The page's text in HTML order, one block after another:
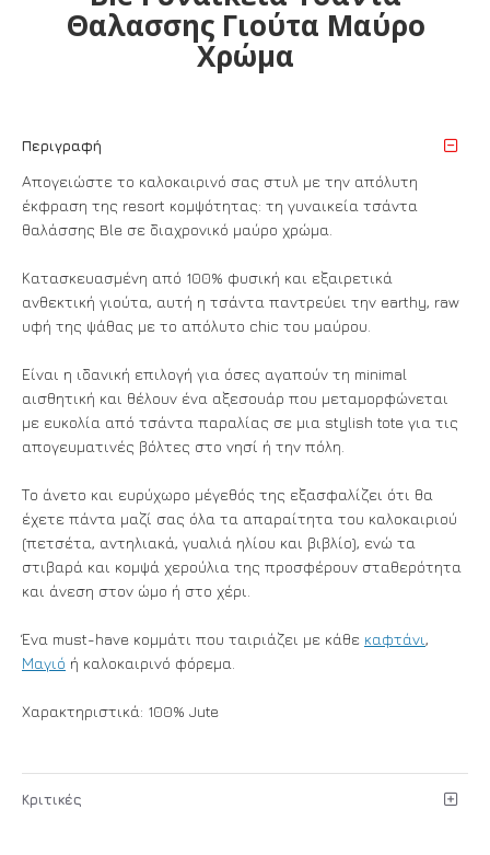
Θαλασσης Γιούτα Μαύρο
Χρώμα
Περιγραφή
Απογειώστε το καλοκαιρινό σας στυλ με την απόλυτη
έκφραση της resort κομψότητας: τη γυναικεία τσάντα
θαλάσσης Ble σε διαχρονικό μαύρο χρώμα.
Κατασκευασμένη από 100% φυσική και εξαιρετικά
ανθεκτική γιούτα, αυτή η τσάντα παντρεύει την earthy, raw
υφή της ψάθας με το απόλυτο chic του μαύρου.
Είναι η ιδανική επιλογή για όσες αγαπούν τη minimal
αισθητική και θέλουν ένα αξεσουάρ που μεταμορφώνεται
με ευκολία από τσάντα παραλίας σε μια stylish tote για τις
απογευματινές βόλτες στο νησί ή την πόλη.
Το άνετο και ευρύχωρο μέγεθός της εξασφαλίζει ότι θα
έχετε πάντα μαζί σας όλα τα απαραίτητα του καλοκαιριού
(πετσέτα, αντηλιακά, γυαλιά ηλίου και βιβλίο), ενώ τα
στιβαρά και κομψά χερούλια της προσφέρουν σταθερότητα
και άνεση στον ώμο ή στο χέρι.
Ένα must-have κομμάτι που ταιριάζει με κάθε καφτάνι,
Μαγιό ή καλοκαιρινό φόρεμα.
Χαρακτηριστικά: 100% Jute
Κριτικές